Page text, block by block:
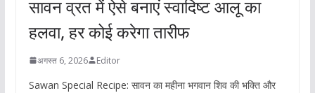
सावन व्रत में ऐसे बनाएं स्वादिष्ट आलू का
हलवा, हर कोई करेगा तारीफ
अगस्त 6, 2026 Editor
Sawan Special Recipe: सावन का महीना भगवान शिव की भक्ति और